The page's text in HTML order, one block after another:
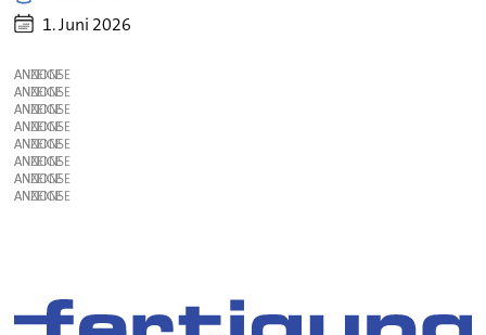
1. Juni 2026
ANZEIGE
ANZEIGE
ANZEIGE
ANZEIGE
ANZEIGE
ANZEIGE
ANZEIGE
ANZEIGE